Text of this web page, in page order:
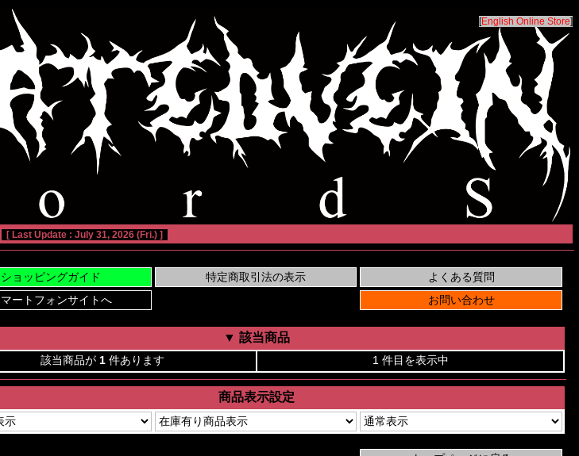
[English Online Store]
[ Last Update : July 31, 2026 (Fri.) ]
▼ 該当商品
該当商品が 1 件あります 1 件目を表示中
商品表示設定